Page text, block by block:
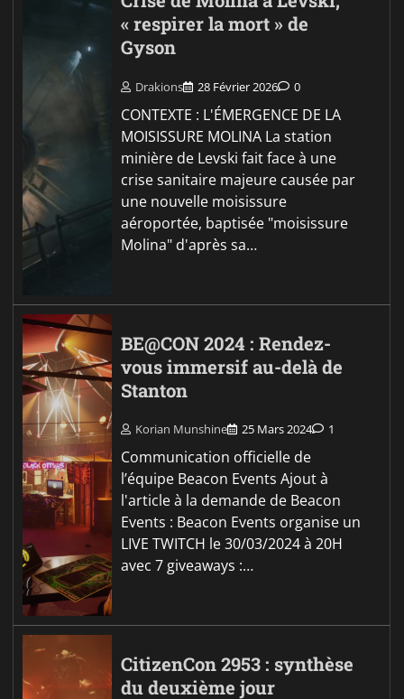
« respirer la mort » de
Gyson
Drakions 28 Février 2026 0
CONTEXTE : L'ÉMERGENCE DE LA
MOISISSURE MOLINA La station
minière de Levski fait face à une
crise sanitaire majeure causée par
une nouvelle moisissure
aéroportée, baptisée "moisissure
Molina" d'après sa…
BE@CON 2024 : Rendez-
vous immersif au-delà de
Stanton
Korian Munshine 25 Mars 2024 1
Communication officielle de
l’équipe Beacon Events Ajout à
l'article à la demande de Beacon
Events : Beacon Events organise un
LIVE TWITCH le 30/03/2024 à 20H
avec 7 giveaways :…
CitizenCon 2953 : synthèse
du deuxième jour